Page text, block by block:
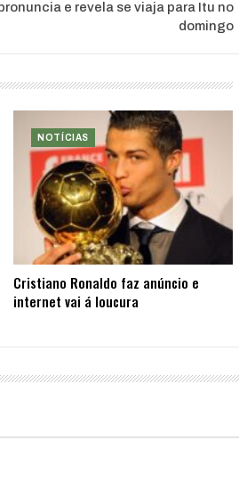
e revela se viaja para Itu no
domingo
NOTÍCIAS
Cristiano Ronaldo faz anúncio e
internet vai á loucura